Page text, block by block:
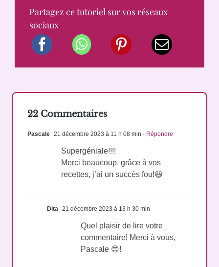
Partagez ce tutoriel sur vos réseaux
sociaux
22 Commentaires
Pascale 21 décembre 2023 à 11 h 08 min - Répondre
Supergéniale!!!!
Merci beaucoup, grâce à vos
recettes, j’ai un succès fou!😆
Dita 21 décembre 2023 à 13 h 30 min
Quel plaisir de lire votre
commentaire! Merci à vous,
Pascale 😍!